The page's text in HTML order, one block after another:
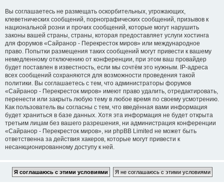
Вы соглашаетесь не размещать оскорбительных, угрожающих,
клеветнических сообщений, порнографических сообщений, призывов к
национальной розни и прочих сообщений, которые могут нарушить
законы вашей страны, страны, которая предоставляет услуги хостинга
для форумов «Сайранор - Перекресток миров» или международное
право. Попытки размещения таких сообщений могут привести к вашему
немедленному отключению от конференции, при этом ваш провайдер
будет поставлен в известность, если мы сочтём это нужным. IP-адреса
всех сообщений сохраняются для возможности проведения такой
политики. Вы соглашаетесь с тем, что администраторы форумов
«Сайранор - Перекресток миров» имеют право удалить, отредактировать,
перенести или закрыть любую тему в любое время по своему усмотрению.
Как пользователь вы согласны с тем, что введённая вами информация
будет храниться в базе данных. Хотя эта информация не будет открыта
третьим лицам без вашего разрешения, ни администрация конференции
«Сайранор - Перекресток миров», ни phpBB Limited не может быть
ответственна за действия хакеров, которые могут привести к
несанкционированному доступу к ней.